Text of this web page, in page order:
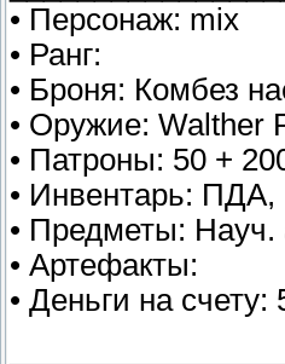
• Персонаж: mix
• Ранг:
• Броня: Комбез
• Оружие: Walther
• Патроны: 50 +
• Инвентарь:
• Предметы: Науч.
• Артефакты:
• Деньги на счету: